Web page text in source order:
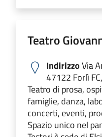
Teatro
IndirizzoVia
47122 Forlì
Teatro di prosa,
famiglie, danza,
concerti, eventi,
Spazio unico nel